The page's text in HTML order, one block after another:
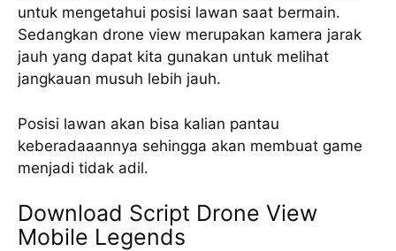
untuk mengetahui posisi lawan saat bermain.
Sedangkan drone view merupakan kamera jarak
jauh yang dapat kita gunakan untuk melihat
jangkauan musuh lebih jauh.
Posisi lawan akan bisa kalian pantau
keberadaaannya sehingga akan membuat game
menjadi tidak adil.
Download Script Drone View
Mobile Legends